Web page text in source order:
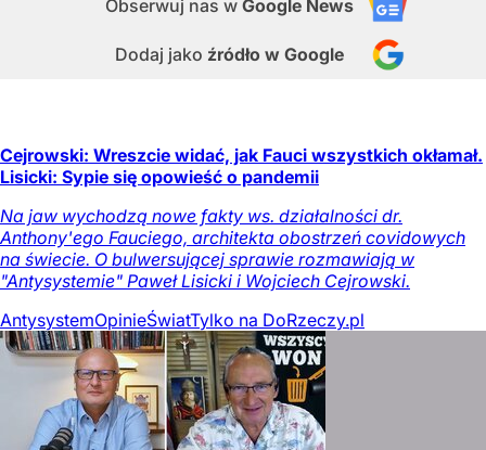
Obserwuj nas w Google News
Dodaj jako źródło w Google
Cejrowski: Wreszcie widać, jak Fauci wszystkich okłamał.
Lisicki: Sypie się opowieść o pandemii
Na jaw wychodzą nowe fakty ws. działalności dr.
Anthony'ego Fauciego, architekta obostrzeń covidowych
na świecie. O bulwersującej sprawie rozmawiają w
"Antysystemie" Paweł Lisicki i Wojciech Cejrowski.
AntysystemOpinieŚwiatTylko na DoRzeczy.pl